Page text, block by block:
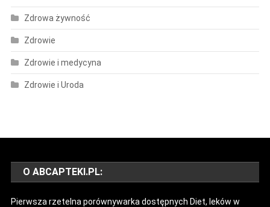
Zdrowa żywność
Zdrowie
Zdrowie i medycyna
Zdrowie i Uroda
O ABCAPTEKI.PL:
Pierwsza rzetelna porównywarka dostępnych Diet, leków w